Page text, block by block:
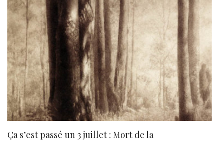
Ça s’est passé un 3 juillet : Mort de la